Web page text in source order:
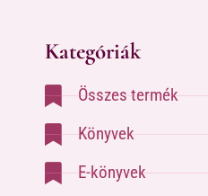
Kategóriák
Összes termék
Könyvek
E-könyvek